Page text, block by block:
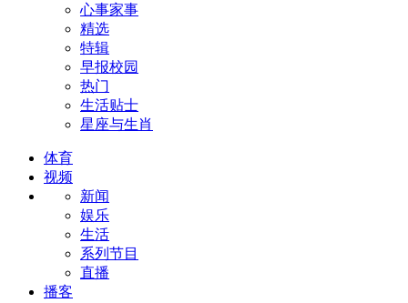
心事家事
精选
特辑
早报校园
热门
生活贴士
星座与生肖
体育
视频
新闻
娱乐
生活
系列节目
直播
播客